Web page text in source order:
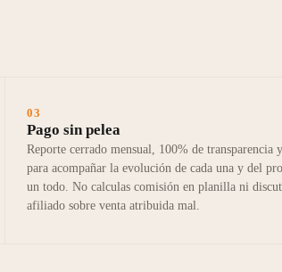
03
Pago sin pelea
Reporte cerrado mensual, 100% de transparencia
para acompañar la evolución de cada una y del
un todo. No calculas comisión en planilla ni
afiliado sobre venta atribuida mal.